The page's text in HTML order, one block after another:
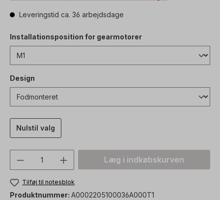
Leveringstid ca. 36 arbejdsdage
Installationsposition for gearmotorer
Design
Nulstil valg
Produktmængde: Indtast den
Læg i indkøbskurven
Tilføj til notesblok
Produktnummer: A0002205100036A000T1